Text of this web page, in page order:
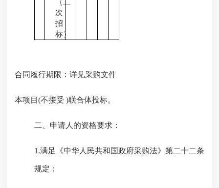
（二
次
招
标）
合同履行期限：详见采购文件
本项目 (不接受 )联合体投标。
二、申请人的资格要求：
1.满足《中华人民共和国政府采购法》第二十二条
规定；